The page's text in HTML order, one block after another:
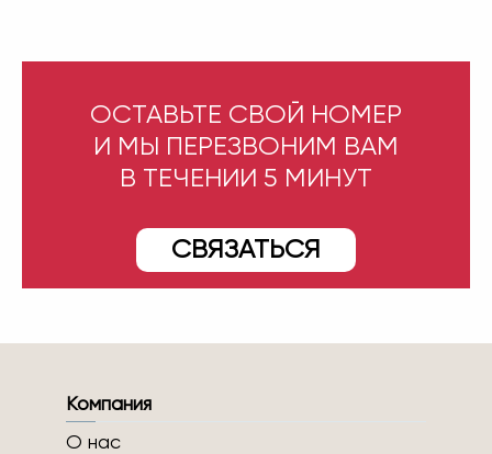
ОСТАВЬТЕ СВОЙ НОМЕР
И МЫ ПЕРЕЗВОНИМ ВАМ
В ТЕЧЕНИИ 5 МИНУТ
СВЯЗАТЬСЯ
Компания
О нас